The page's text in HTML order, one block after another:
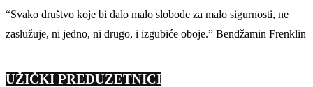
“Svako društvo koje bi dalo malo slobode za malo sigurnosti, ne
zaslužuje, ni jedno, ni drugo, i izgubiće oboje.” Bendžamin Frenklin
UŽIČKI PREDUZETNICI